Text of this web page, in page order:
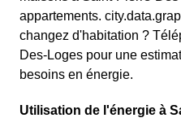
appartements.
changez d'habitation ?
Des-Loges pour une
besoins en énergie.
Utilisation de l'énergie à